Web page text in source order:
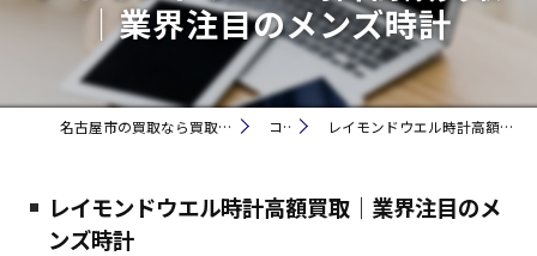
｜業界注目のメンズ時計
名古屋市の買取なら買取大吉 ミュープラット神宮前 コラム レイモンドウエル時計高額買取｜業界注目のメンズ時計
レイモンドウエル時計高額買取｜業界注目のメ
ンズ時計